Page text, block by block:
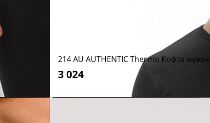
214 AU AUTHENTIC Thermo Кофта
3 024